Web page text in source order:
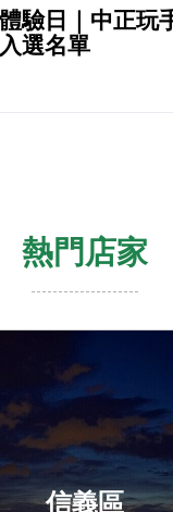
體驗日｜中正玩
選名單
熱門店家
信義區